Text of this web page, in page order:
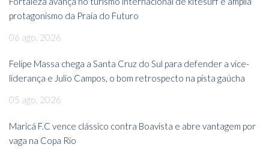
protagonismo da Praia do Futuro
06 ago, 2026
Felipe Massa chega a Santa Cruz do Sul para defender a vice-
liderança e Julio Campos, o bom retrospecto na pista gaúcha
05 ago, 2026
Maricá F.C vence clássico contra Boavista e abre vantagem por
vaga na Copa Rio